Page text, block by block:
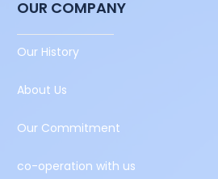
OUR COMPANY
Our History
About Us
Our Commitment
co-operation with us